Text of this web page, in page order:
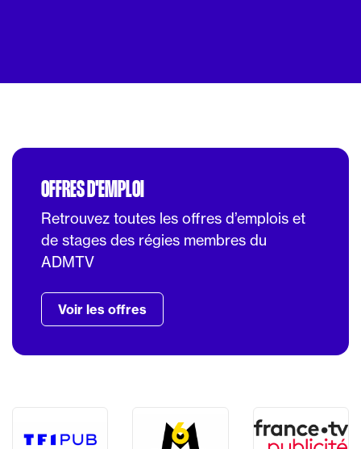
OFFRES D'EMPLOI
Retrouvez toutes les offres d’emplois et
de stages des régies membres du
ADMTV
Voir les offres